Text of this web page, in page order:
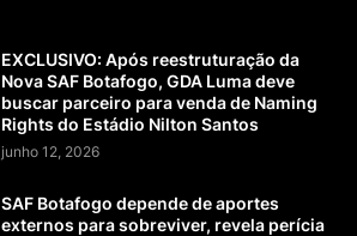
EXCLUSIVO: Após reestruturação da
Nova SAF Botafogo, GDA Luma deve
buscar parceiro para venda de Naming
Rights do Estádio Nilton Santos
junho 12, 2026
SAF Botafogo depende de aportes
externos para sobreviver, revela perícia